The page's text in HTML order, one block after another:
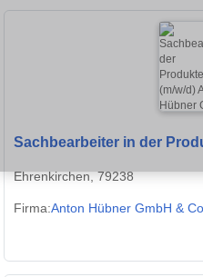
Sachbearbeiter in der
Ehrenkirchen, 79238
Firma:Anton Hübner GmbH &